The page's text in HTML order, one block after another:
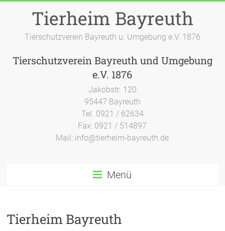
Tierheim Bayreuth
Tierschutzverein Bayreuth u. Umgebung e.V. 1876
Tierschutzverein Bayreuth und Umgebung
e.V. 1876
Jakobstr. 120
95447 Bayreuth
Tel. 0921 / 62634
Fax: 0921 / 514897
Mail: info@tierheim-bayreuth.de
Menü
Tierheim Bayreuth